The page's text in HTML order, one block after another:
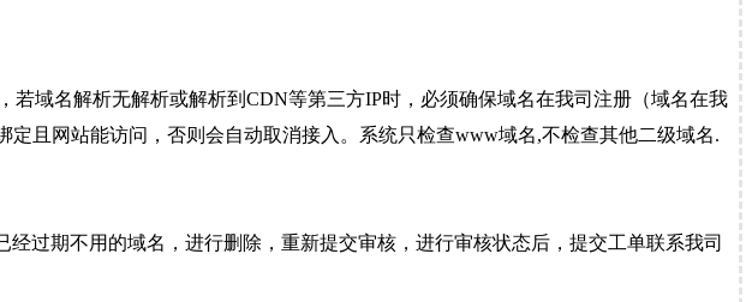
域名解析无解析或解析到CDN等第三方IP时，必须确保域名在我司注册（域名在我
且网站能访问，否则会自动取消接入。系统只检查www域名,不检查其他二级域名.
经过期不用的域名，进行删除，重新提交审核，进行审核状态后，提交工单联系我司